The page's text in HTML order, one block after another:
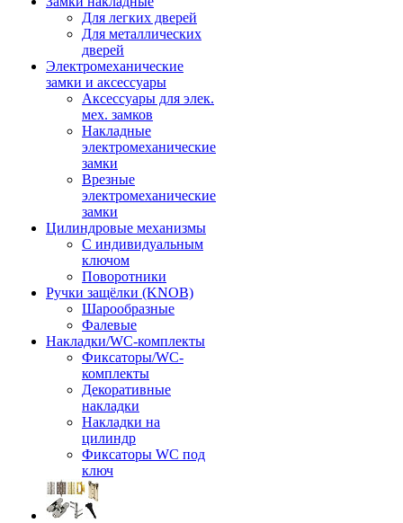
Для легких дверей
Для металлических
дверей
Электромеханические
замки и аксессуары
Аксессуары для элек.
мех. замков
Накладные
электромеханические
замки
Врезные
электромеханические
замки
Цилиндровые механизмы
С индивидуальным
ключом
Поворотники
Ручки защёлки (KNOB)
Шарообразные
Фалевые
Накладки/WC-комплекты
Фиксаторы/WC-
комплекты
Декоративные
накладки
Накладки на
цилиндр
Фиксаторы WC под
ключ